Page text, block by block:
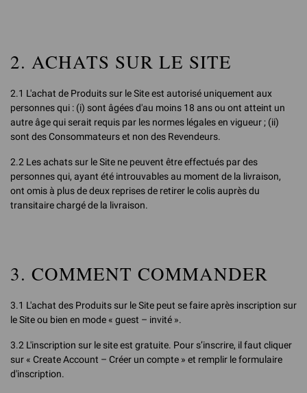
2. ACHATS SUR LE SITE
2.1 L'achat de Produits sur le Site est autorisé uniquement aux
personnes qui : (i) sont âgées d'au moins 18 ans ou ont atteint un
autre âge qui serait requis par les normes légales en vigueur ; (ii)
sont des Consommateurs et non des Revendeurs.
2.2 Les achats sur le Site ne peuvent être effectués par des
personnes qui, ayant été introuvables au moment de la livraison,
ont omis à plus de deux reprises de retirer le colis auprès du
transitaire chargé de la livraison.
3. COMMENT COMMANDER
3.1 L'achat des Produits sur le Site peut se faire après inscription sur
le Site ou bien en mode « guest – invité ».
3.2 L'inscription sur le site est gratuite. Pour s’inscrire, il faut cliquer
sur « Create Account – Créer un compte » et remplir le formulaire
d'inscription.